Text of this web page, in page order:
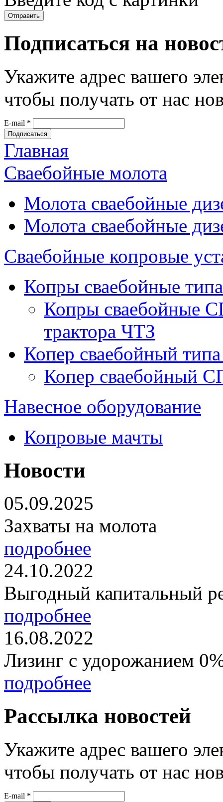
Подписаться на
Укажите адрес вашего
чтобы получать от нас
E-mail *
Вы здесь
Главная
Сваебойные молота
Молота сваебойные
Молота сваебойные
Сваебойные копровые
Копры сваебойные
Копры сваебойные
трактора ЧТЗ
Копер сваебойный
Копер сваебойный
Навесное оборудование
Копровые мачты
Новости
05.09.2025
Захваты на молота
подробнее
24.10.2022
Выгодный капитальный
подробнее
16.08.2022
Лизинг с удорожанием
подробнее
Рассылка новостей
Укажите адрес вашего
чтобы получать от нас
E-mail *